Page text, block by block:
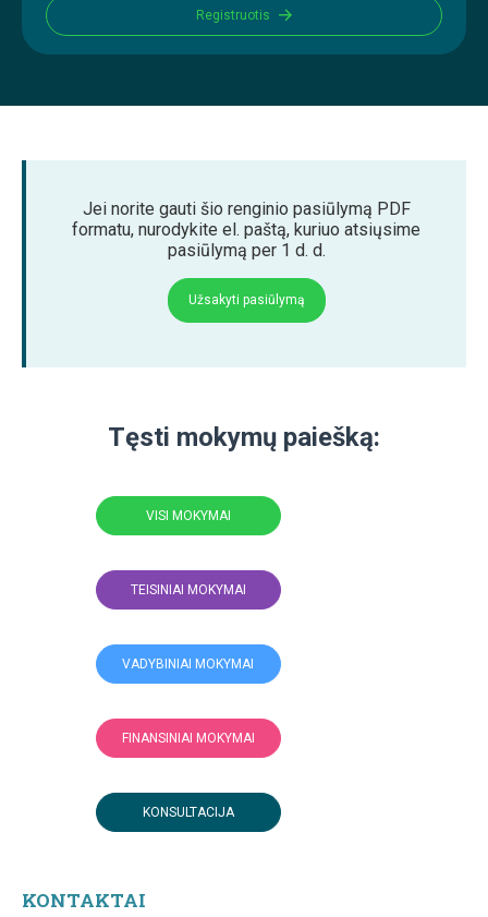
Registruotis
Jei norite gauti šio renginio pasiūlymą PDF
formatu, nurodykite el. paštą, kuriuo atsiųsime
pasiūlymą per 1 d. d.
Užsakyti pasiūlymą
Tęsti mokymų paiešką:
VISI MOKYMAI
TEISINIAI MOKYMAI
VADYBINIAI MOKYMAI
FINANSINIAI MOKYMAI
KONSULTACIJA
KONTAKTAI